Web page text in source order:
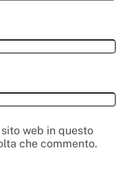
web in questo
che commento.